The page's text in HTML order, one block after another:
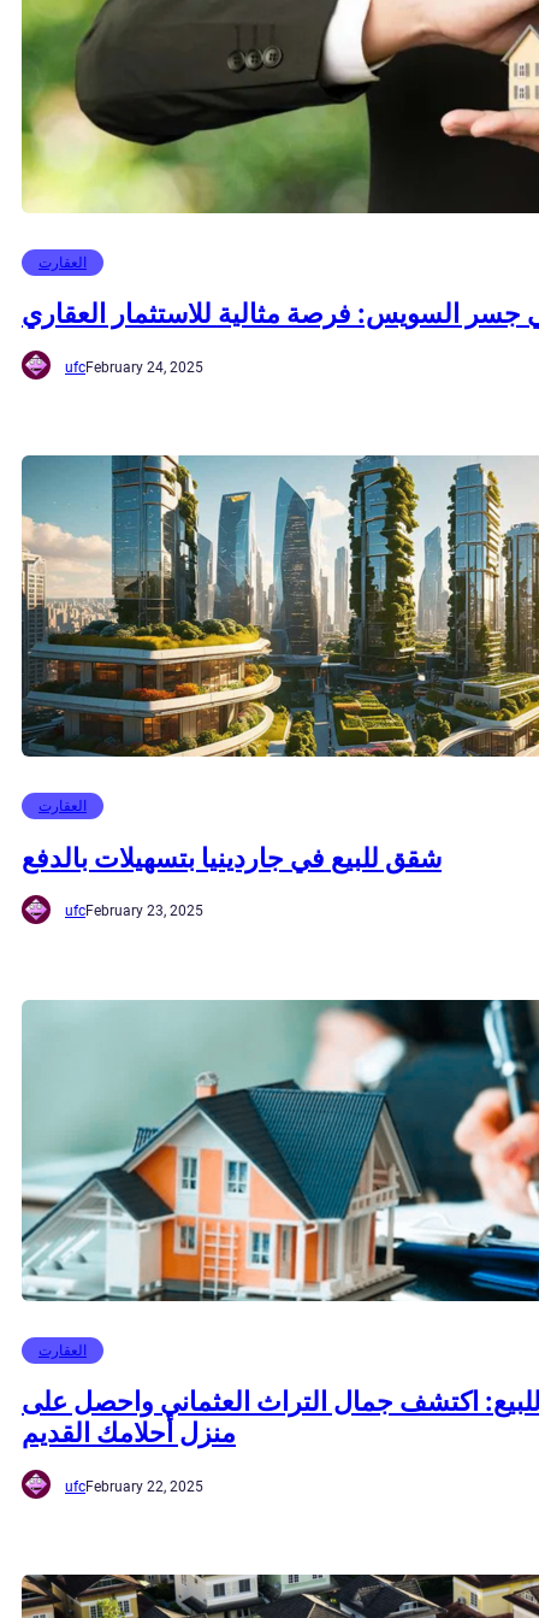
العقارت
السويس: فرصة مثالية للاستثمار العقاري
ufcFebruary 24, 2025
العقارت
شقق للبيع في جاردينيا بتسهيلات بالدفع
ufcFebruary 23, 2025
العقارت
اكتشف جمال التراث العثماني واحصل على
منزل أحلامك القديم
ufcFebruary 22, 2025